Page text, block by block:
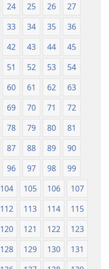
свет
24 25 26
27
33 34 35
36
42 43 44
45
51 52 53
54
60 61 62
63
69 70 71
72
78 79 80
81
87 88 89
90
96 97 98
99
104 105 106
107
112 113 114
115
120 121 122
123
128 129 130
131